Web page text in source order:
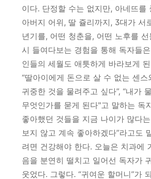
이다. 단정할 수는 없지만, 아네뜨를
아버지 어위, 딸 쥴리까지, 3대가 서
년기를, 어떤 청춘을, 어떤 노후를
시 들여다보는 경험을 통해 독자들
인들의 세월도 애틋하게 바라보게
“딸아이에게 돈으로 살 수 없는 센스
귀중한 것을 물려주고 싶다”, “내가
무엇인가를 묻게 된다"고 말하는 독
좋아했던 것들을 지금 나이가 많다
보지 않고 계속 좋아하겠다”라고도
려면 건강해야 한다. 오늘은 치과에
음을 분연히 떨치고 일어선 독자가
웃었다. 그렇다. “귀여운 할머니”가